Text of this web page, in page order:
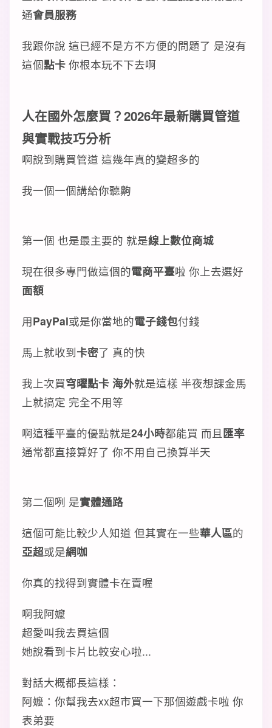
通會員服務
我跟你說 這已經不是方不方便的問題了 是沒有
這個點卡 你根本玩不下去啊
人在國外怎麼買？2026年最新購買管道
與實戰技巧分析
啊說到購買管道 這幾年真的變超多的
我一個一個講給你聽齁
第一個 也是最主要的 就是線上數位商城
現在很多專門做這個的電商平臺啦 你上去選好
面額
用PayPal或是你當地的電子錢包付錢
馬上就收到卡密了 真的快
我上次買穹曜點卡 海外就是這樣 半夜想課金馬
上就搞定 完全不用等
啊這種平臺的優點就是24小時都能買 而且匯率
通常都直接算好了 你不用自己換算半天
第二個咧 是實體通路
這個可能比較少人知道 但其實在一些華人區的
亞超或是網咖
你真的找得到實體卡在賣喔
啊我阿嬤
超愛叫我去買這個
她說看到卡片比較安心啦...
對話大概都長這樣：
阿嬤：你幫我去xx超市買一下那個遊戲卡啦 你
表弟要